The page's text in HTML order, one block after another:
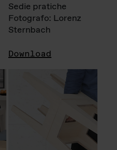
Sedie pratiche
Fotografo: Lorenz
Sternbach
Download